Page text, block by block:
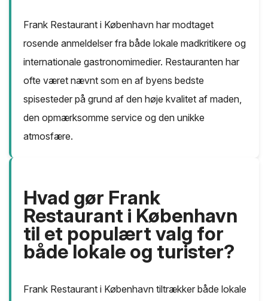
Frank Restaurant i København har modtaget
rosende anmeldelser fra både lokale madkritikere og
internationale gastronomimedier. Restauranten har
ofte været nævnt som en af byens bedste
spisesteder på grund af den høje kvalitet af maden,
den opmærksomme service og den unikke
atmosfære.
Hvad gør Frank
Restaurant i København
til et populært valg for
både lokale og turister?
Frank Restaurant i København tiltrækker både lokale